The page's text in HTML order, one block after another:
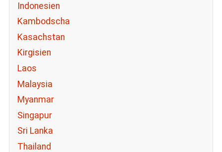
Indonesien
Kambodscha
Kasachstan
Kirgisien
Laos
Malaysia
Myanmar
Singapur
Sri Lanka
Thailand